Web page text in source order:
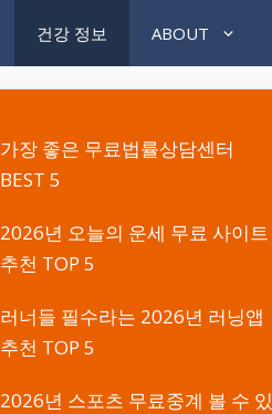
건강 정보 ABOUT
가장 좋은 무료법률상담센터
BEST 5
2026년 오늘의 운세 무료 사이트
추천 TOP 5
러너들 필수라는 2026년 러닝앱
추천 TOP 5
2026년 스포츠 무료중계 볼 수 있